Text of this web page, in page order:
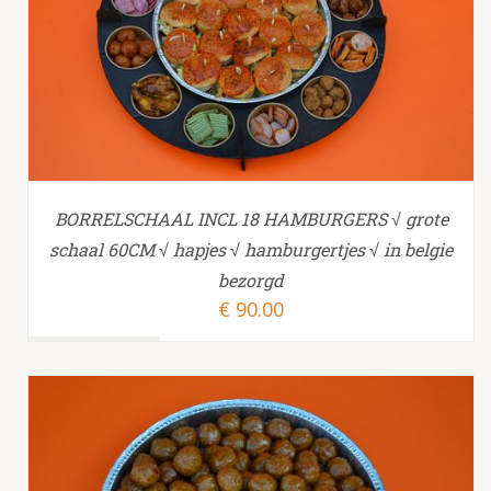
TOEVOEGEN AAN WINKELWAGEN
BORRELSCHAAL INCL 18 HAMBURGERS √ grote
schaal 60CM √ hapjes √ hamburgertjes √ in belgie
bezorgd
€ 90.00